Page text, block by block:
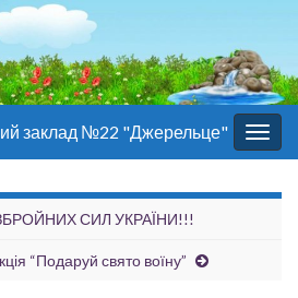
заклад №22 "Джерельце"
СИЛ УКРАЇНИ!!!
“Подаруй свято воїну”